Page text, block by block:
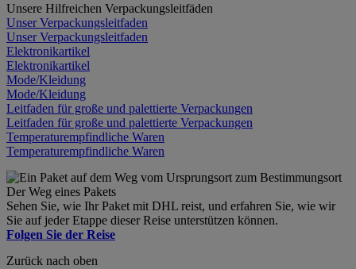
Unsere Hilfreichen Verpackungsleitfäden
Unser Verpackungsleitfaden
Unser Verpackungsleitfaden
Elektronikartikel
Elektronikartikel
Mode/Kleidung
Mode/Kleidung
Leitfaden für große und palettierte Verpackungen
Leitfaden für große und palettierte Verpackungen
Temperaturempfindliche Waren
Temperaturempfindliche Waren
Der Weg eines Pakets
Sehen Sie, wie Ihr Paket mit DHL reist, und erfahren Sie, wie wir
Sie auf jeder Etappe dieser Reise unterstützen können.
Folgen Sie der Reise
Zurück nach oben